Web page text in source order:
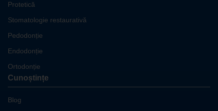
Protetică
Stomatologie restaurativă
Pedodonție
Endodonție
Ortodonție
Cunoștințe
Blog